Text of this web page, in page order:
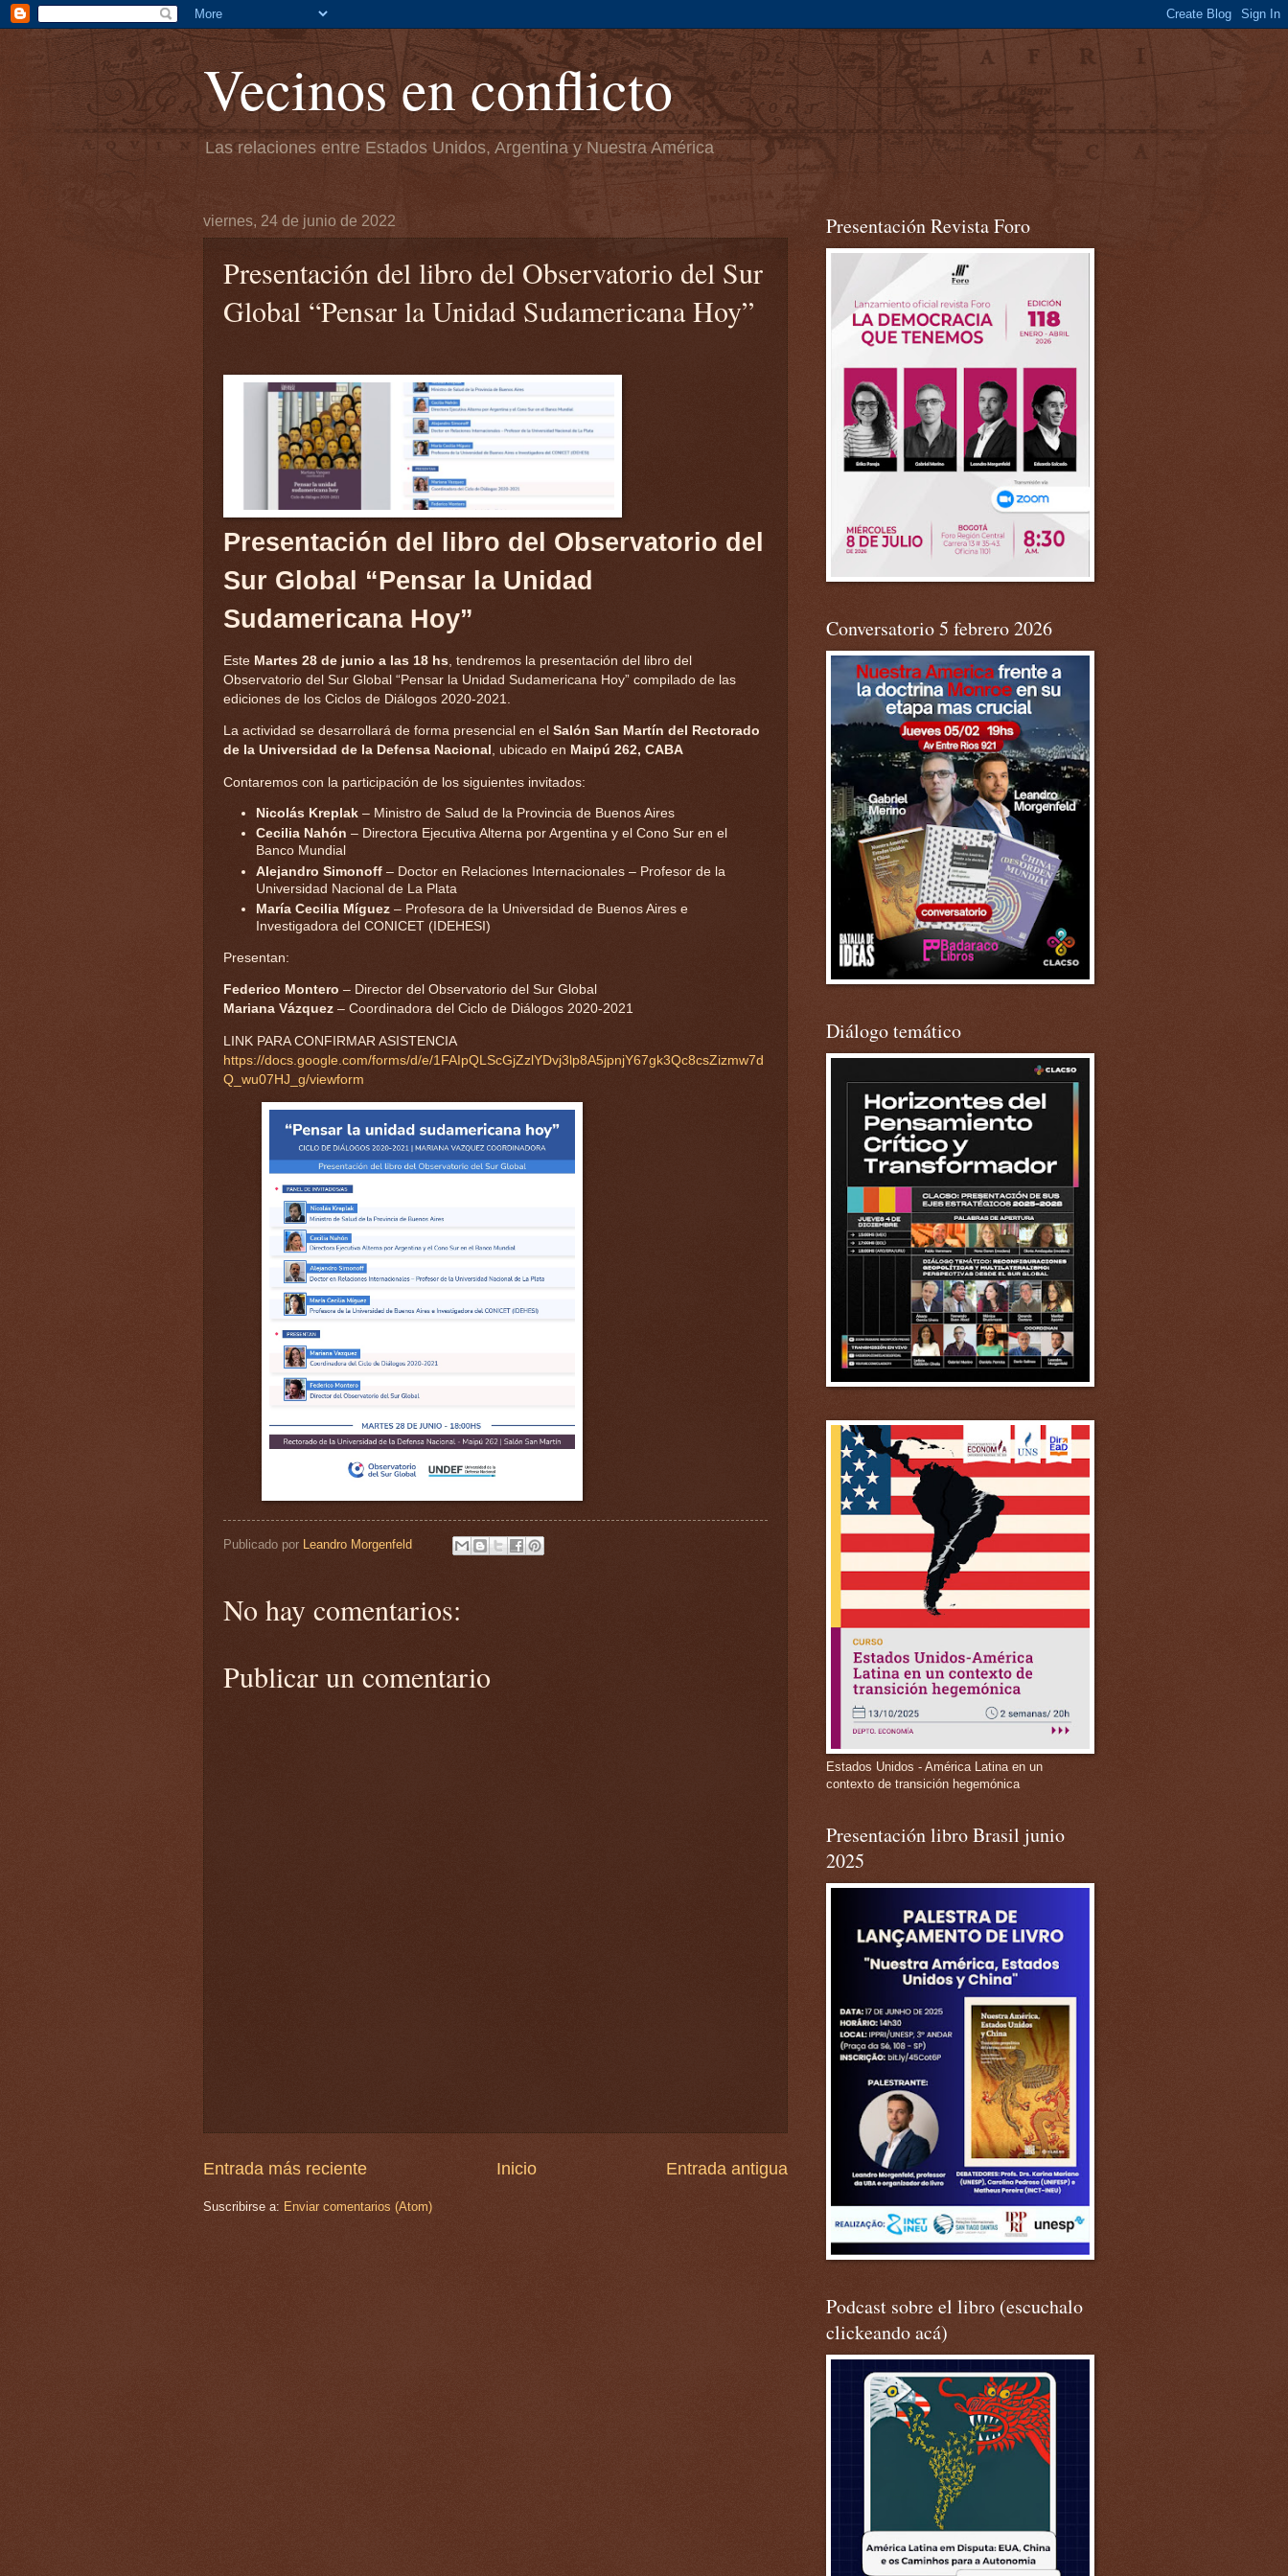
Vecinos en conflicto
Las relaciones entre Estados Unidos, Argentina y Nuestra América
viernes, 24 de junio de 2022
Presentación del libro del Observatorio del Sur
Global “Pensar la Unidad Sudamericana Hoy”
Presentación del libro del Observatorio del
Sur Global “Pensar la Unidad
Sudamericana Hoy”
Este Martes 28 de junio a las 18 hs , tendremos la presentación del libro del
Observatorio del Sur Global “Pensar la Unidad Sudamericana Hoy” compilado de las
ediciones de los Ciclos de Diálogos 2020-2021.
La actividad se desarrollará de forma presencial en el Salón San Martín del Rectorado
de la Universidad de la Defensa Nacional , ubicado en Maipú 262, CABA
Contaremos con la participación de los siguientes invitados:
Nicolás Kreplak– Ministro de Salud de la Provincia de Buenos Aires
Cecilia Nahón – Directora Ejecutiva Alterna por Argentina y el Cono Sur en el
Banco Mundial
Alejandro Simonoff – Doctor en Relaciones Internacionales – Profesor de la
Universidad Nacional de La Plata
María Cecilia Míguez– Profesora de la Universidad de Buenos Aires e
Investigadora del CONICET (IDEHESI)
Presentan:
Federico Montero – Director del Observatorio del Sur Global
Mariana Vázquez – Coordinadora del Ciclo de Diálogos 2020-2021
LINK PARA CONFIRMAR ASISTENCIA
https://docs.google.com/forms/d/e/1FAIpQLScGjZzlYDvj3lp8A5jpnjY67gk3Qc8csZizmw7d
Q_wu07HJ_g/viewform
Publicado por Leandro Morgenfeld
No hay comentarios:
Publicar un comentario
Entrada más reciente Entrada antigua
Inicio
Suscribirse a: Enviar comentarios (Atom)
Presentación Revista Foro
Conversatorio 5 febrero 2026
Diálogo temático
Estados Unidos - América Latina en un
contexto de transición hegemónica
Presentación libro Brasil junio
2025
Podcast sobre el libro (escuchalo
clickeando acá)